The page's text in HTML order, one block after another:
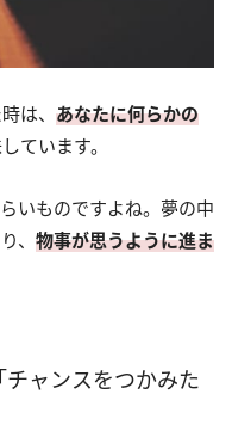
は、 あなたに何らかの
ています。
いものですよね。夢の中
、 物事が思うように進ま
チャンスをつかみた